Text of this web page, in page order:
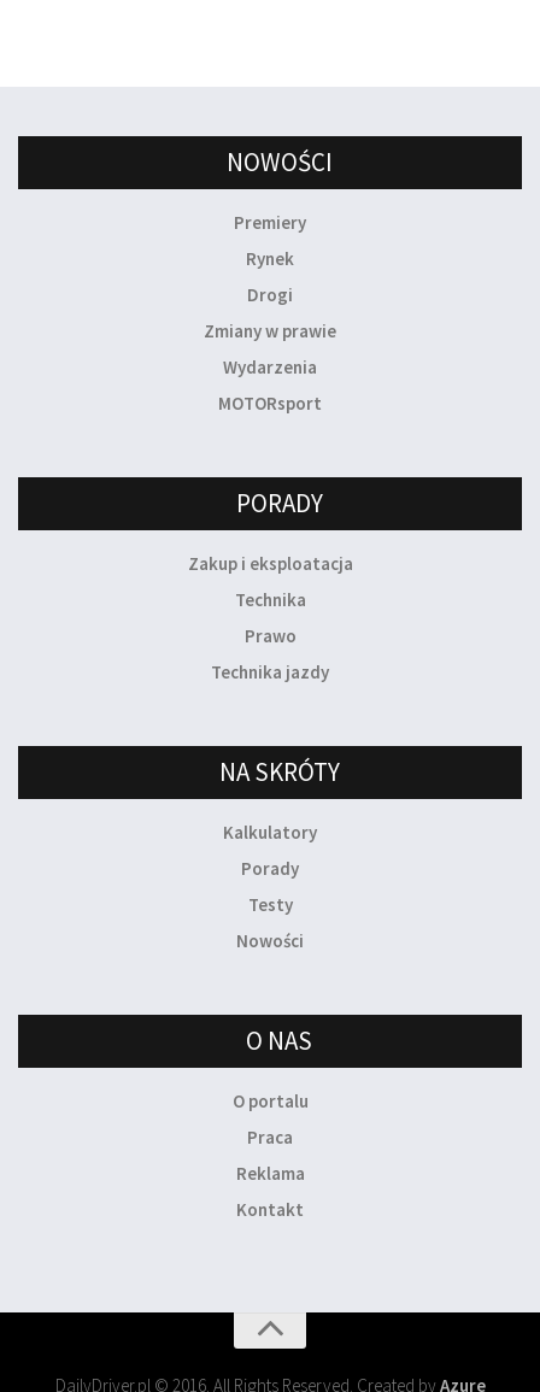
NOWOŚCI
Premiery
Rynek
Drogi
Zmiany w prawie
Wydarzenia
MOTORsport
PORADY
Zakup i eksploatacja
Technika
Prawo
Technika jazdy
NA SKRÓTY
Kalkulatory
Porady
Testy
Nowości
O NAS
O portalu
Praca
Reklama
Kontakt
DailyDriver.pl © 2016. All Rights Reserved. Created byAzure